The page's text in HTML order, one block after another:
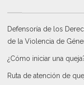
Defensoría de los
de la Violencia de
¿Cómo iniciar una
Ruta de atención de